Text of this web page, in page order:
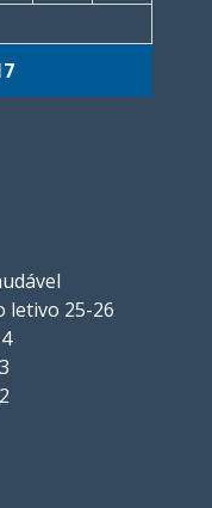
letivo 25-26